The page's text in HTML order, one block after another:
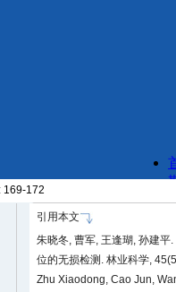
169-172
引用本文
朱晓冬, 曹军, 王逢瑚, 孙建
位的无损检测. 林业科学,
Zhu Xiaodong, Cao Jun,